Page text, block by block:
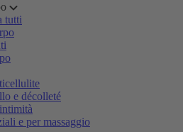
tutti
e décolleté
e per massaggio